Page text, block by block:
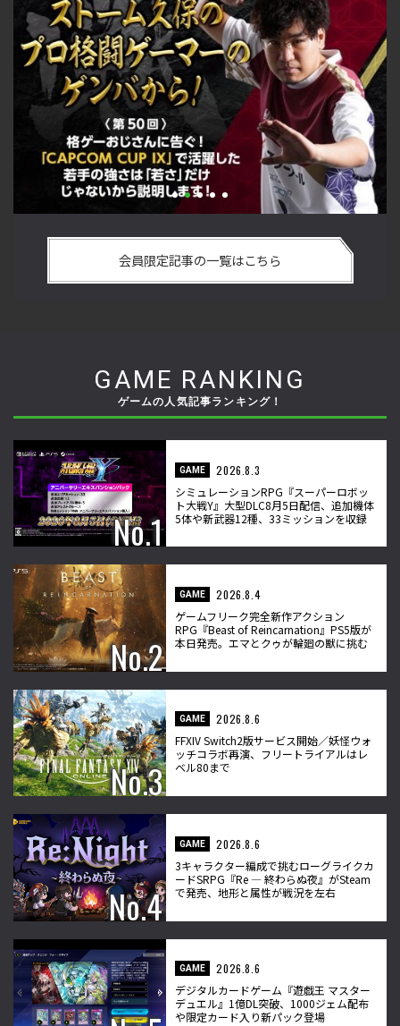
の強さは 「若さ」だけじゃないから説明します！【ストーム
久保のプロ格闘ゲーマーのゲンバから！ 第50回】
会員限定記事の一覧はこちら
GAME RANKING
ゲームの人気記事ランキング！
GAME
2026.8.3
シミュレーションRPG『スーパーロボッ
ト大戦Y』大型DLC8月5日配信、追加機体
5体や新武器12種、33ミッションを収録
GAME
2026.8.4
ゲームフリーク完全新作アクション
RPG『Beast of Reincarnation』PS5版が
本日発売。エマとクゥが輪廻の獣に挑む
GAME
2026.8.6
FFXIV Switch2版サービス開始／妖怪ウォ
ッチコラボ再演、フリートライアルはレ
ベル80まで
GAME
2026.8.6
3キャラクター編成で挑むローグライクカ
ードSRPG『Re ― 終わらぬ夜』がSteam
で発売、地形と属性が戦況を左右
GAME
2026.8.6
デジタルカードゲーム『遊戯王 マスター
デュエル』1億DL突破、1000ジェム配布
や限定カード入り新パック登場